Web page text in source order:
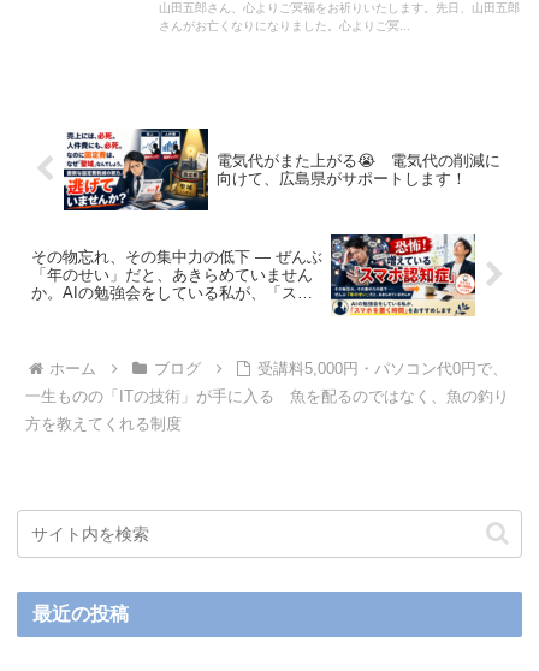
山田五郎さん、心よりご冥福をお祈りいたします。先日、山田五郎
さんがお亡くなりになりました。心よりご冥...
電気代がまた上がる😭 電気代の削減に
向けて、広島県がサポートします！
その物忘れ、その集中力の低下 ― ぜんぶ
「年のせい」だと、あきらめていません
か。AIの勉強会をしている私が、「スマ
ホーム
ブログ
受講料5,000円・パソコン代0円で、
一生ものの「ITの技術」が手に入る 魚を配るのではなく、魚の釣り
方を教えてくれる制度
最近の投稿